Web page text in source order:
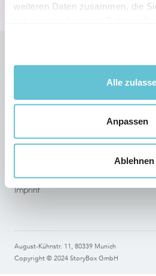
weiteren Daten zusammen, die
Alle
Anpassen
Ablehnen
Legal
Imprint
Copyright © 2024 StoryBox GmbH
August-Kühnstr. 11, 80339 Munich